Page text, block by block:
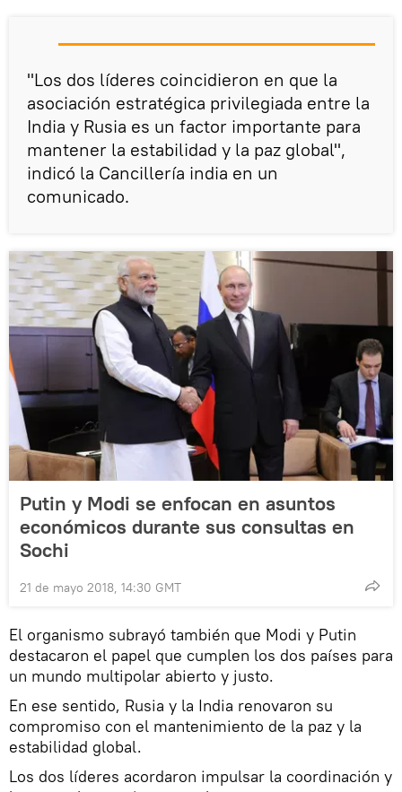
"Los dos líderes coincidieron en que la
asociación estratégica privilegiada entre la
India y Rusia es un factor importante para
mantener la estabilidad y la paz global",
indicó la Cancillería india en un
comunicado.
Putin y Modi se enfocan en asuntos
económicos durante sus consultas en
Sochi
21 de mayo 2018, 14:30 GMT
El organismo subrayó también que Modi y Putin
destacaron el papel que cumplen los dos países para
un mundo multipolar abierto y justo.
En ese sentido, Rusia y la India renovaron su
compromiso con el mantenimiento de la paz y la
estabilidad global.
Los dos líderes acordaron impulsar la coordinación y